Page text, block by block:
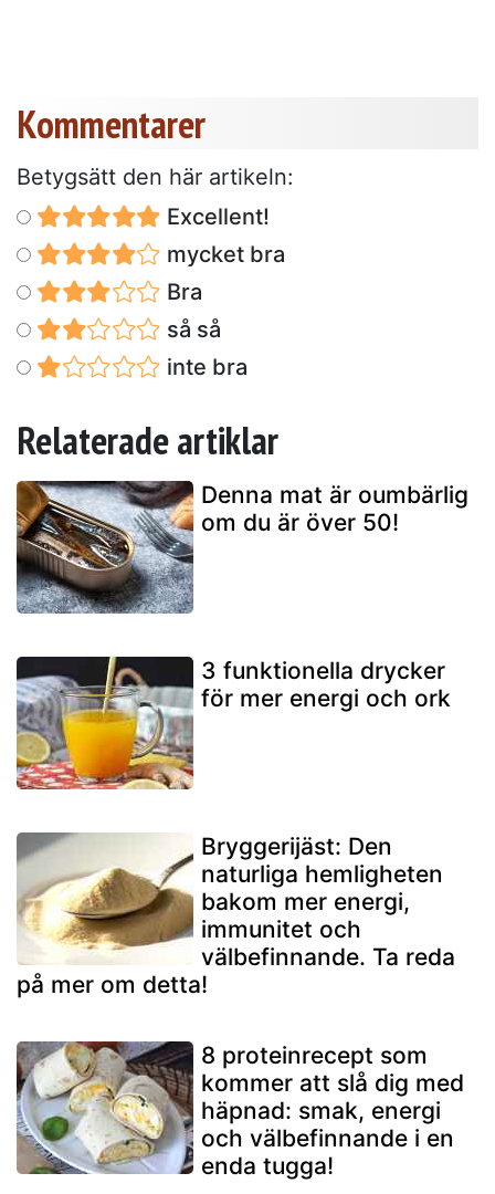
Kommentarer
Betygsätt den här artikeln:
Excellent!
mycket bra
Bra
så så
inte bra
Relaterade artiklar
Denna mat är oumbärlig
om du är över 50!
3 funktionella drycker
för mer energi och ork
Bryggerijäst: Den
naturliga hemligheten
bakom mer energi,
immunitet och
välbefinnande. Ta reda
på mer om detta!
8 proteinrecept som
kommer att slå dig med
häpnad: smak, energi
och välbefinnande i en
enda tugga!